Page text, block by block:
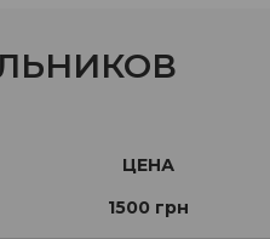
ЦЕНА
1500 грн